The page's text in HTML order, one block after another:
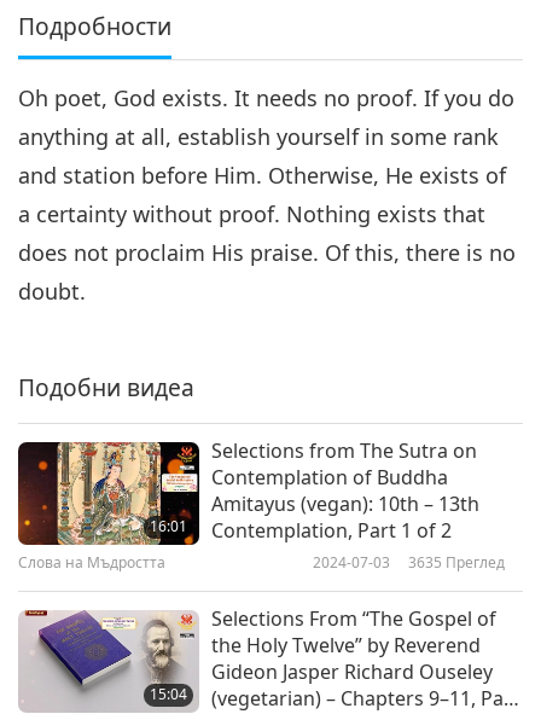
Подробности
Oh poet, God exists. It needs no proof. If you do
anything at all, establish yourself in some rank
and station before Him. Otherwise, He exists of
a certainty without proof. Nothing exists that
does not proclaim His praise. Of this, there is no
doubt.
Подобни видеа
16:01
Selections from The Sutra on
Contemplation of Buddha
Amitayus (vegan): 10th – 13th
Contemplation, Part 1 of 2
Слова на Мъдростта 2024-07-03 3635 Преглед
15:04
Selections From “The Gospel of
the Holy Twelve” by Reverend
Gideon Jasper Richard Ouseley
(vegetarian) – Chapters 9–11, Part